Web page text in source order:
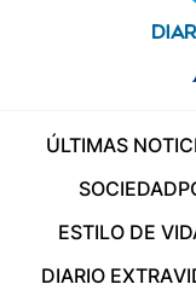
ÚLTIMAS
SOCIEDAD
ESTILO DE
DIARIO EXTRA